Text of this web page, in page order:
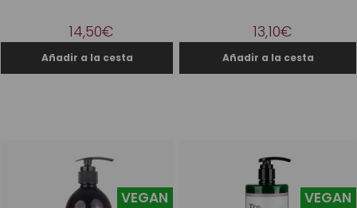
14,50€ 13,10€
VEGAN VEGAN